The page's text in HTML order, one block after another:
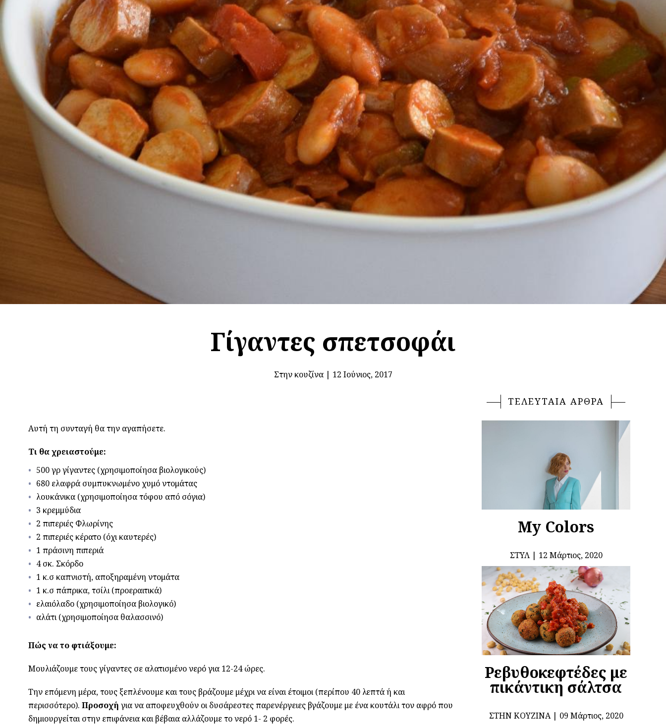
Γίγαντες σπετσοφάι
Στην κουζίνα| 12 Ιούνιος, 2017
Αυτή τη συνταγή θα την αγαπήσετε.
Τι θα χρειαστούμε:
500 γρ γίγαντες (χρησιμοποίησα βιολογικούς)
680 ελαφρά συμπυκνωμένο χυμό ντομάτας
λουκάνικα (χρησιμοποίησα τόφου από σόγια)
3 κρεμμύδια
2 πιπεριές Φλωρίνης
2 πιπεριές κέρατο (όχι καυτερές)
1 πράσινη πιπεριά
4 σκ. Σκόρδο
1 κ.σ καπνιστή, αποξηραμένη ντομάτα
1 κ.σ πάπρικα, τσίλι (προεραιτικά)
ελαιόλαδο (χρησιμοποίησα βιολογικό)
αλάτι (χρησιμοποίησα θαλασσινό)
Πώς να το φτιάξουμε:
Μουλιάζουμε τους γίγαντες σε αλατισμένο νερό για 12-24 ώρες.
Την επόμενη μέρα, τους ξεπλένουμε και τους βράζουμε μέχρι να είναι έτοιμοι (περίπου 40 λεπτά ή και
περισσότερο). Προσοχή για να αποφευχθούν οι δυσάρεστες παρενέργειες βγάζουμε με ένα κουτάλι τον αφρό που
δημιουργείται στην επιφάνεια και βέβαια αλλάζουμε το νερό 1- 2 φορές.
ΤΕΛΕΥΤΑΙΑ ΑΡΘΡΑ
My Colors
ΣΤΥΛ 12 Μάρτιος, 2020
Ρεβυθοκεφτέδες με
πικάντικη σάλτσα
ΣΤΗΝ ΚΟΥΖΊΝΑ 09 Μάρτιος, 2020